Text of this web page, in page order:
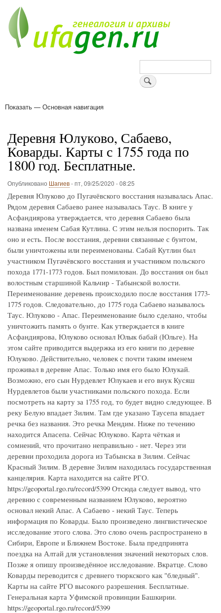
основному
содержанию
Поиск
Основная
Показать — Основная навигация
Деревня Юлуково, Сабаево,
Коварды. Карты с 1755 года по
1800 год. Бесплатные.
Опубликовано Шагиев-пт, 09/25/2020 - 08:25
Деревня Юлуково до Пугачёвского восстания называлась Апас.
Рядом деревня Сабаево ранее называлась Таус. В книге у
Асфандиярова утверждается, что деревня Сабаево была
названа именем Сабая Кутлина. С этим нельзя поспорить. Так
оно и есть. После восстания, деревни связанные с бунтом,
были уничтожены или переименованы. Сабай Кутлин был
участником Пугачёвского восстания и участником польского
похода 1771-1773 годов. Был помилован. До восстания он был
волостным старшиной Кальчир - Табынской волости.
Переименование деревень происходило после восстания 1773-
1775 годов. Следовательно, до 1775 года Сабаево называлось
Таус. Юлуково - Апас. Переименование было сделано, чтобы
уничтожить память о бунте. Как утверждается в книге
Асфандиярова, Юлуково основал Юлык бабай (Юльге). На
этом сайте приводится выдержка из его книги по деревне
Юлуково. Действительно, человек с почти таким именем
проживал в деревне Апас. Только имя его было Юлукай.
Возможно, его сын Нурдевлет Юлукаев и его внук Кусяш
Нурдевлетов были участниками польского похода. Если
посмотреть на карту за 1755 год, то будет видно следующее. В
реку Белую впадает Зилим. Там где указано Таусепа впадает
речка без названия. Это речка Мендим. Ниже по течению
находится Апасепа. Сейчас Юлуково. Карта чёткая и
сомнений, что прочитано неправильно - нет. Через эти
деревни проходила дорога из Табынска в Зилим. Сейчас
Красный Зилим. В деревне Зилим находилась государственная
канцелярия. Карта находится на сайте РГО.
https://geoportal.rgo.ru/record/5399 Отсюда следует вывод, что
деревню с современным названием Юлуково, вероятно
основал некий Апас. А Сабаево - некий Таус. Теперь
информация по Коварды. Было произведено лингвистическое
исследование этого слова. Это слово очень распространено в
Сибири, Европе и Ближнем Востоке. Была предпринята
поездка на Алтай для установления значений некоторых слов.
Позже я опишу произведённое исследование. Вкратце. Слово
Коварды переводится с древнего тюркского как "бледный".
Карты на сайте РГО высокого разрешения. Бесплатные.
Генеральная карта Уфимской провинции Башкирии.
https://geoportal.rgo.ru/record/5399